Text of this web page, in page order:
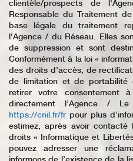
clientèle/prospects de
Responsable du Traitement
base légale du traitement
l'Agence / du Réseau. Elles
de suppression et sont
Conformément à la loi «
des droits d’accès, de
de limitation et de portabilité
retirer votre consentement
directement l’Agence /
https://cnil.fr/fr pour plus
estimez, après avoir
droits « Informatique et
pouvez adresser une